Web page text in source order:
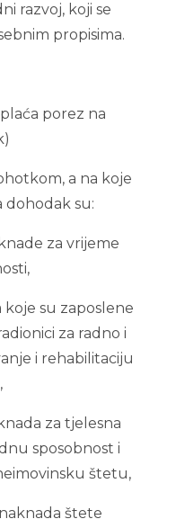
razvoj, koji se
propisima.
porez na
a na koje
dohodak su:
za vrijeme
su zaposlene
za radno i
i rehabilitaciju
za tjelesna
sposobnost i
štetu,
štete